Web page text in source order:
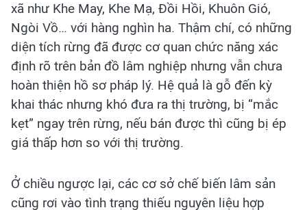
xã như Khe May, Khe Mạ, Đồi Hồi, Khuôn Gió,
Ngòi Vồ… với hàng nghìn ha. Thậm chí, có những
diện tích rừng đã được cơ quan chức năng xác
định rõ trên bản đồ lâm nghiệp nhưng vẫn chưa
hoàn thiện hồ sơ pháp lý. Hệ quả là gỗ đến kỳ
khai thác nhưng khó đưa ra thị trường, bị “mắc
kẹt” ngay trên rừng, nếu bán được thì cũng bị ép
giá thấp hơn so với thị trường.
Ở chiều ngược lại, các cơ sở chế biến lâm sản
cũng rơi vào tình trạng thiếu nguyên liệu hợp